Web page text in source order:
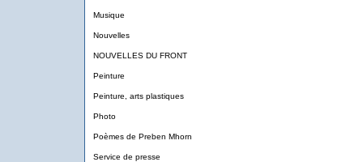
Musique
Nouvelles
NOUVELLES DU FRONT
Peinture
Peinture, arts plastiques
Photo
Poèmes de Preben Mhorn
Service de presse